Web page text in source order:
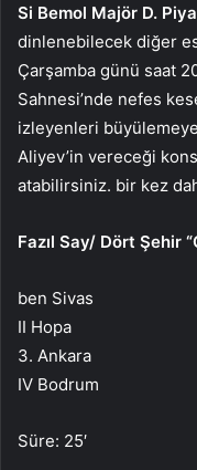
Si Bemol Majör D.
dinlenebilecek diğer
Çarşamba günü saat
Sahnesi’nde nefes
izleyenleri büyülemeye
Aliyev’in vereceği
atabilirsiniz. bir kez
Fazıl Say/ Dört Şehir
ben Sivas
II Hopa
3. Ankara
IV Bodrum
Süre: 25′